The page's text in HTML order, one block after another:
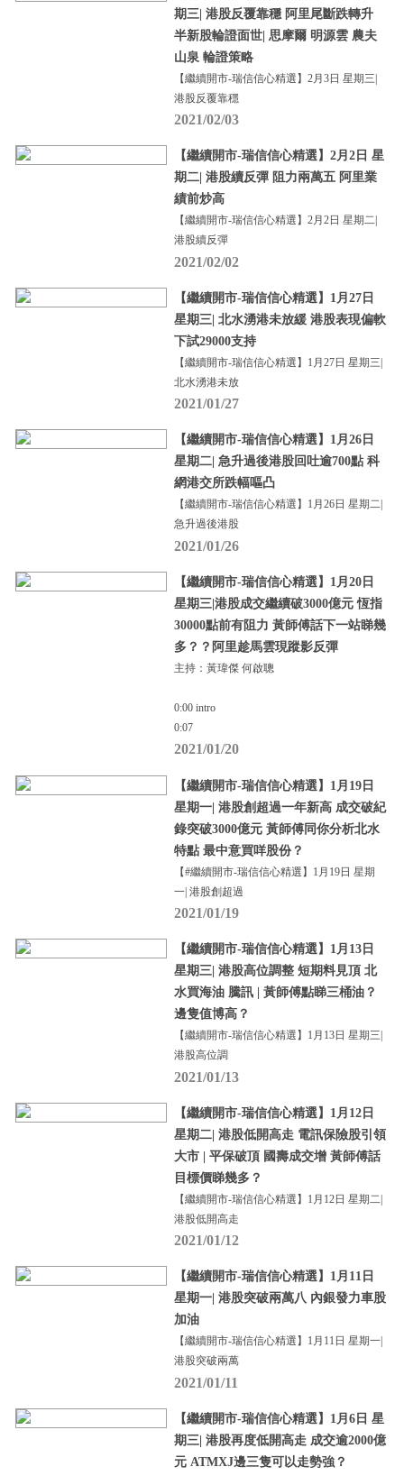
期三| 港股反覆靠穩 阿里尾斷跌轉升
半新股輪證面世| 思摩爾 明源雲 農夫
山泉 輪證策略
【繼續開市-瑞信信心精選】2月3日 星期三|
港股反覆靠穩
2021/02/03
【繼續開市-瑞信信心精選】2月2日 星
期二| 港股續反彈 阻力兩萬五 阿里業
績前炒高
【繼續開市-瑞信信心精選】2月2日 星期二|
港股續反彈
2021/02/02
【繼續開市-瑞信信心精選】1月27日
星期三| 北水湧港未放緩 港股表現偏軟
下試29000支持
【繼續開市-瑞信信心精選】1月27日 星期三|
北水湧港未放
2021/01/27
【繼續開市-瑞信信心精選】1月26日
星期二| 急升過後港股回吐逾700點 科
網港交所跌幅嘔凸
【繼續開市-瑞信信心精選】1月26日 星期二|
急升過後港股
2021/01/26
【繼續開市-瑞信信心精選】1月20日
星期三|港股成交繼續破3000億元 恆指
30000點前有阻力 黃師傅話下一站睇幾
多？？阿里趁馬雲現蹤影反彈
主持：黃瑋傑 何啟聰
0:00 intro
0:07
2021/01/20
【繼續開市-瑞信信心精選】1月19日
星期一| 港股創超過一年新高 成交破紀
錄突破3000億元 黃師傅同你分析北水
特點 最中意買咩股份？
【#繼續開市-瑞信信心精選】1月19日 星期
一| 港股創超過
2021/01/19
【繼續開市-瑞信信心精選】1月13日
星期三| 港股高位調整 短期料見頂 北
水買海油 騰訊 | 黃師傅點睇三桶油？
邊隻值博高？
【繼續開市-瑞信信心精選】1月13日 星期三|
港股高位調
2021/01/13
【繼續開市-瑞信信心精選】1月12日
星期二| 港股低開高走 電訊保險股引領
大市 | 平保破頂 國壽成交增 黃師傅話
目標價睇幾多？
【繼續開市-瑞信信心精選】1月12日 星期二|
港股低開高走
2021/01/12
【繼續開市-瑞信信心精選】1月11日
星期一| 港股突破兩萬八 內銀發力車股
加油
【繼續開市-瑞信信心精選】1月11日 星期一|
港股突破兩萬
2021/01/11
【繼續開市-瑞信信心精選】1月6日 星
期三| 港股再度低開高走 成交逾2000億
元 ATMXJ邊三隻可以走勢強？